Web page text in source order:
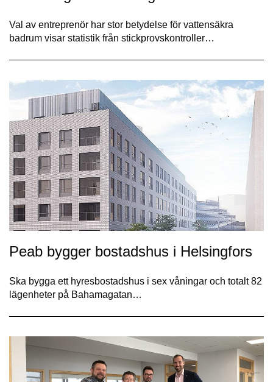
Val av entreprenör har stor betydelse för vattensäkra
badrum visar statistik från stickprovskontroller…
Peab bygger bostadshus i Helsingfors
Ska bygga ett hyresbostadshus i sex våningar och totalt 82
lägenheter på Bahamagatan…